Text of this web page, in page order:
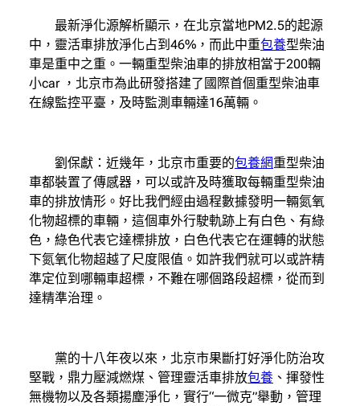
最新淨化源解析顯示，在北京當地PM2.5的起源
中，靈活車排放淨化占到46%，而此中重包養型柴油
車是重中之重。一輛重型柴油車的排放相當于200輛
小car ，北京市為此研發搭建了國際首個重型柴油車
在線監控平臺，及時監測車輛達16萬輛。
劉保獻：近幾年，北京市重要的包養網重型柴油
車都裝置了傳感器，可以或許及時獲取每輛重型柴油
車的排放情形。好比我們經由過程數據發明一輛氮氧
化物超標的車輛，這個車外行駛軌跡上有白色、有綠
色，綠色代表它達標排放，白色代表它在運轉的狀態
下氮氧化物超越了尺度限值。如許我們就可以或許精
準定位到哪輛車超標，不難在哪個路段超標，從而到
達精準治理。
黨的十八年夜以來，北京市果斷打好淨化防治攻
堅戰，鼎力壓減燃煤、管理靈活車排放包養 、揮發性
無機物以及各類揚塵淨化，實行“一微克”舉動，管理